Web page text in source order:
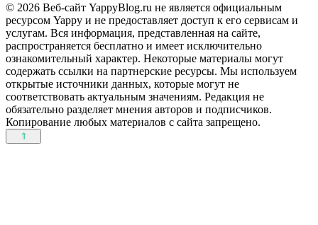
© 2026 Веб-сайт YappyBlog.ru не является официальным
ресурсом Yappy и не предоставляет доступ к его сервисам и
услугам. Вся информация, представленная на сайте,
распространяется бесплатно и имеет исключительно
ознакомительный характер. Некоторые материалы могут
содержать ссылки на партнерские ресурсы. Мы используем
открытые источники данных, которые могут не
соответствовать актуальным значениям. Редакция не
обязательно разделяет мнения авторов и подписчиков.
Копирование любых материалов с сайта запрещено.